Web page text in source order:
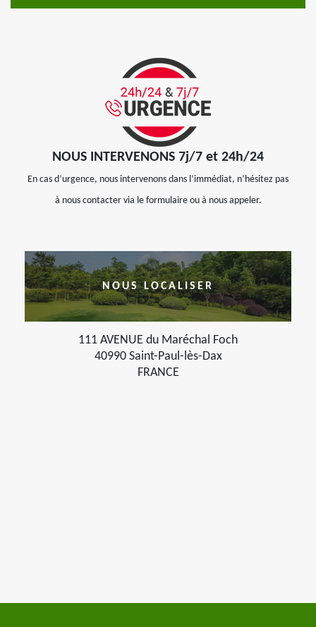
NOUS INTERVENONS 7j/7 et 24h/24
En cas d’urgence, nous intervenons dans l’immédiat, n’hésitez pas
à nous contacter via le formulaire ou à nous appeler.
NOUS LOCALISER
111 AVENUE du Maréchal Foch
40990 Saint-Paul-lès-Dax
FRANCE